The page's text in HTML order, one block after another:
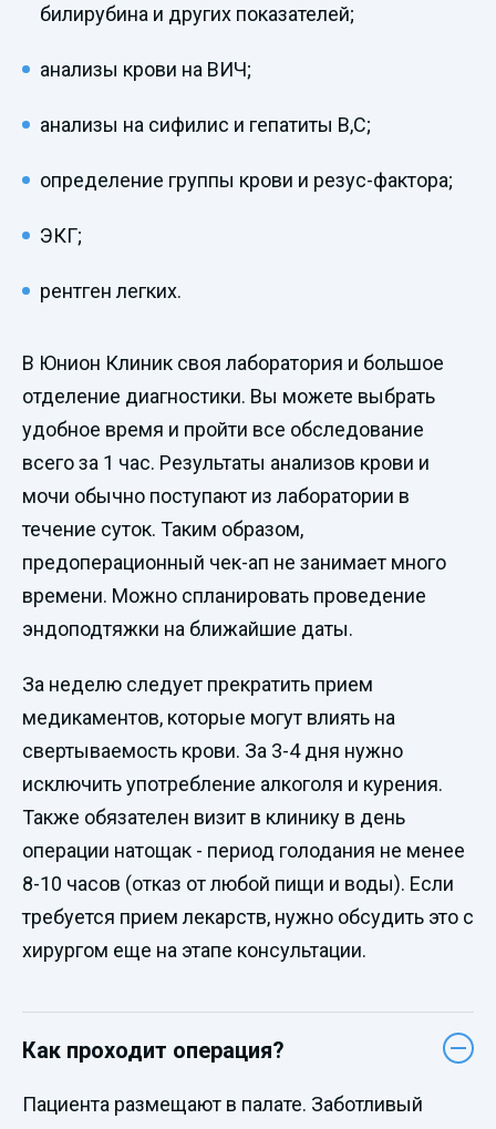
билирубина и других показателей;
анализы крови на ВИЧ;
анализы на сифилис и гепатиты В,С;
определение группы крови и резус-фактора;
ЭКГ;
рентген легких.
В Юнион Клиник своя лаборатория и большое
отделение диагностики. Вы можете выбрать
удобное время и пройти все обследование
всего за 1 час. Результаты анализов крови и
мочи обычно поступают из лаборатории в
течение суток. Таким образом,
предоперационный чек-ап не занимает много
времени. Можно спланировать проведение
эндоподтяжки на ближайшие даты.
За неделю следует прекратить прием
медикаментов, которые могут влиять на
свертываемость крови. За 3-4 дня нужно
исключить употребление алкоголя и курения.
Также обязателен визит в клинику в день
операции натощак - период голодания не менее
8-10 часов (отказ от любой пищи и воды). Если
требуется прием лекарств, нужно обсудить это с
хирургом еще на этапе консультации.
Как проходит операция?
Пациента размещают в палате. Заботливый